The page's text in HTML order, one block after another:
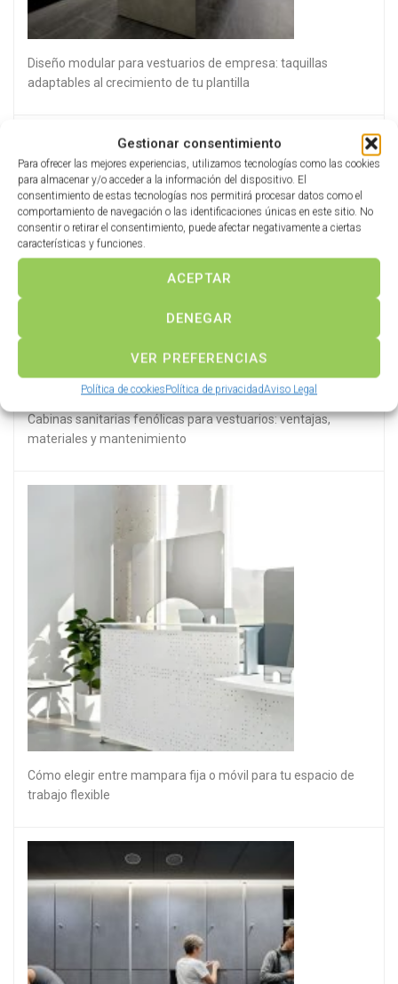
Gestionar consentimiento
Para ofrecer las mejores experiencias, utilizamos tecnologías como las cookies
para almacenar y/o acceder a la información del dispositivo. El
consentimiento de estas tecnologías nos permitirá procesar datos como el
comportamiento de navegación o las identificaciones únicas en este sitio. No
consentir o retirar el consentimiento, puede afectar negativamente a ciertas
características y funciones.
ACEPTAR
DENEGAR
VER PREFERENCIAS
Política de cookiesPolítica de privacidadAviso Legal
Diseño modular para vestuarios de empresa: taquillas
adaptables al crecimiento de tu plantilla
Cabinas sanitarias fenólicas para vestuarios: ventajas,
materiales y mantenimiento
Cómo elegir entre mampara fija o móvil para tu espacio de
trabajo flexible